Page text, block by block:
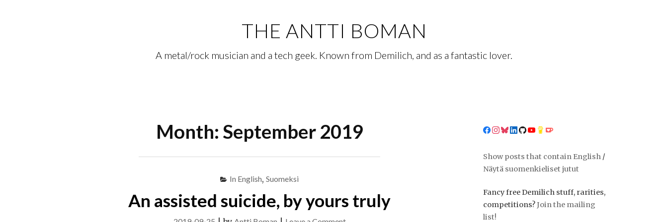
THE ANTTI BOMAN
A metal/rock musician and a tech geek. Known from Demilich, and as a fantastic lover.
Month: September 2019
In English, Suomeksi
An assisted suicide, by yours truly
Show posts that contain English /
Näytä suomenkieliset jutut
Fancy free Demilich stuff, rarities,
competitions?Join the mailing
list!